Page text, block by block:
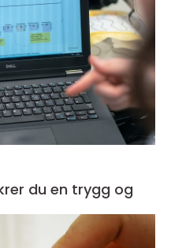
du en trygg og